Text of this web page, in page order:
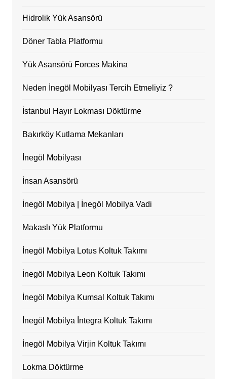
Hidrolik Yük Asansörü
Döner Tabla Platformu
Yük Asansörü Forces Makina
Neden İnegöl Mobilyası Tercih Etmeliyiz ?
İstanbul Hayır Lokması Döktürme
Bakırköy Kutlama Mekanları
İnegöl Mobilyası
İnsan Asansörü
İnegöl Mobilya | İnegöl Mobilya Vadi
Makaslı Yük Platformu
İnegöl Mobilya Lotus Koltuk Takımı
İnegöl Mobilya Leon Koltuk Takımı
İnegöl Mobilya Kumsal Koltuk Takımı
İnegöl Mobilya İntegra Koltuk Takımı
İnegöl Mobilya Virjin Koltuk Takımı
Lokma Döktürme